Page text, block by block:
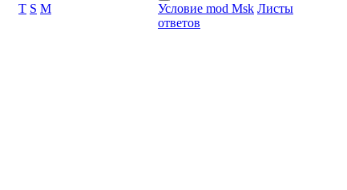
T S M Условие mod Msk Листы
ответов